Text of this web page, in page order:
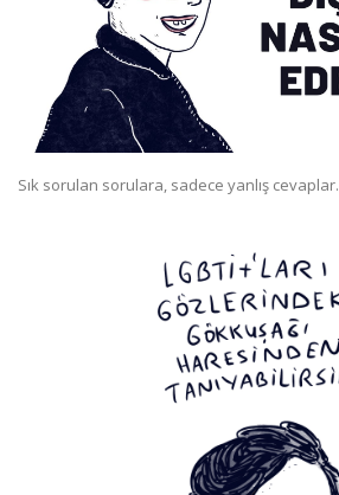
Sık sorulan sorulara, sadece yanlış cevaplar.